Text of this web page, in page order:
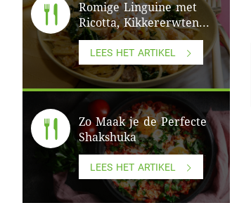
Romige Linguine met
Ricotta, Kikkererwten...
LEES HET ARTIKEL
Zo Maak je de Perfecte
Shakshuka
LEES HET ARTIKEL